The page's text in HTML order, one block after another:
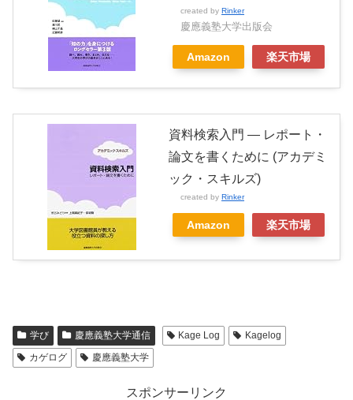
created by Rinker
慶應義塾大学出版会
Amazon 楽天市場
資料検索入門 ― レポート・
論文を書くために (アカデミ
ック・スキルズ)
created by Rinker
Amazon 楽天市場
学び 慶應義塾大学通信 Kage Log
Kagelog
カゲログ
慶應義塾大学
スポンサーリンク